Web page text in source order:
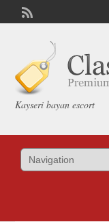
Kayseri bayan escort